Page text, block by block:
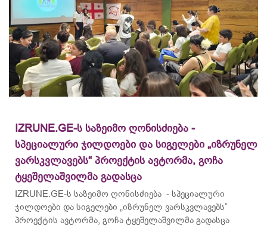
IZRUNE.GE-ს საზეიმო ღონისძიება -
სპეციალური ჯილდოები და სიგელები „იზრუნელ
ვარსკვლავებს“ პროექტის ავტორმა, გოჩა
ტყეშელაშვილმა გადასცა
IZRUNE.GE-ს საზეიმო ღონისძიება - სპეციალური
ჯილდოები და სიგელები „იზრუნელ ვარსკვლავებს“
პროექტის ავტორმა, გოჩა ტყეშელაშვილმა გადასცა